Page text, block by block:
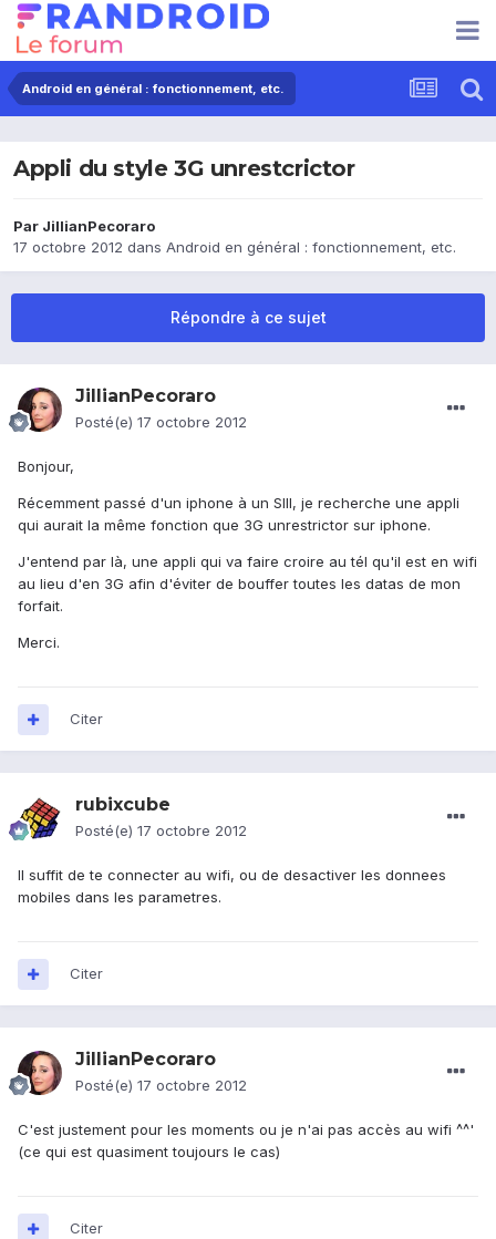
Android en général : fonctionnement, etc.
Appli du style 3G unrestcrictor
Par JillianPecoraro
17 octobre 2012 dans Android en général : fonctionnement, etc.
Répondre à ce sujet
JillianPecoraro
Posté(e) 17 octobre 2012
Bonjour,
Récemment passé d'un iphone à un SIII, je recherche une appli
qui aurait la même fonction que 3G unrestrictor sur iphone.
J'entend par là, une appli qui va faire croire au tél qu'il est en wifi
au lieu d'en 3G afin d'éviter de bouffer toutes les datas de mon
forfait.
Merci.
Citer
rubixcube
Posté(e) 17 octobre 2012
Il suffit de te connecter au wifi, ou de desactiver les donnees
mobiles dans les parametres.
Citer
JillianPecoraro
Posté(e) 17 octobre 2012
C'est justement pour les moments ou je n'ai pas accès au wifi ^^'
(ce qui est quasiment toujours le cas)
Citer